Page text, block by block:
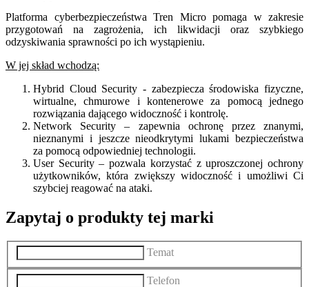
Platforma cyberbezpieczeństwa Tren Micro pomaga w zakresie
przygotowań na zagrożenia, ich likwidacji oraz szybkiego
odzyskiwania sprawności po ich wystąpieniu.
W jej skład wchodzą:
Hybrid Cloud Security - zabezpiecza środowiska fizyczne,
wirtualne, chmurowe i kontenerowe za pomocą jednego
rozwiązania dającego widoczność i kontrolę.
Network Security – zapewnia ochronę przez znanymi,
nieznanymi i jeszcze nieodkrytymi lukami bezpieczeństwa
za pomocą odpowiedniej technologii.
User Security – pozwala korzystać z uproszczonej ochrony
użytkowników, która zwiększy widoczność i umożliwi Ci
szybciej reagować na ataki.
Zapytaj o produkty tej marki
Temat
Telefon